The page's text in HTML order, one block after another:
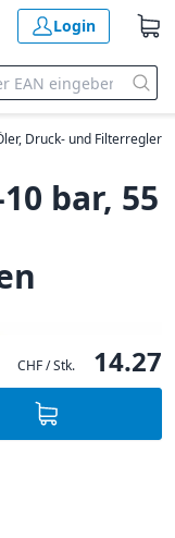
Login
Druck- und Filterregler
bar, 55
CHF / Stk. 14.27